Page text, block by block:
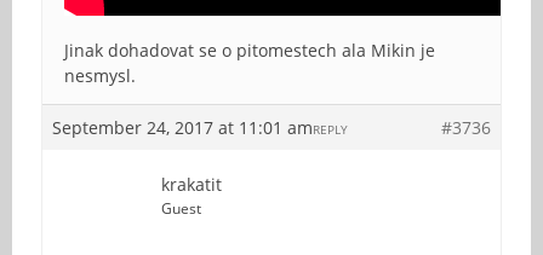
Jinak dohadovat se o pitomestech ala Mikin je
nesmysl.
September 24, 2017 at 11:01 am #3736
REPLY
krakatit
Guest